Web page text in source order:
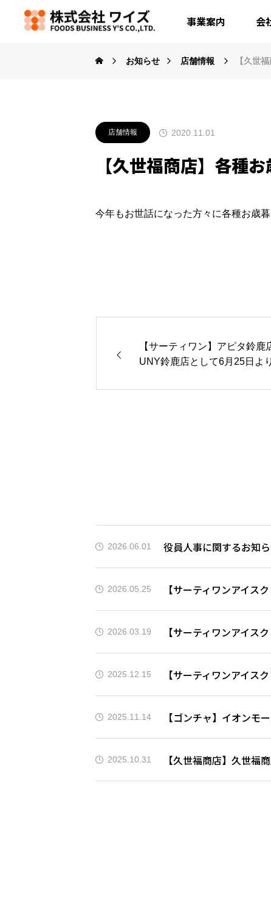
事業案内 会
お知らせ 店舗情報 【久世
店舗情報 2020.11.01
【久世福商店】各種
今年もお世話になった方々に各種お歳
【サーティワン】アピタ鈴
UNY鈴鹿店として6月25日よ
2026.06.01 役員人事に関するお知
2026.05.25 【サーティワンアイス
2026.03.19 【サーティワンアイス
2025.12.15 【サーティワンアイス
2025.11.14 【ゴンチャ】イオン
2025.10.31 【久世福商店】久世